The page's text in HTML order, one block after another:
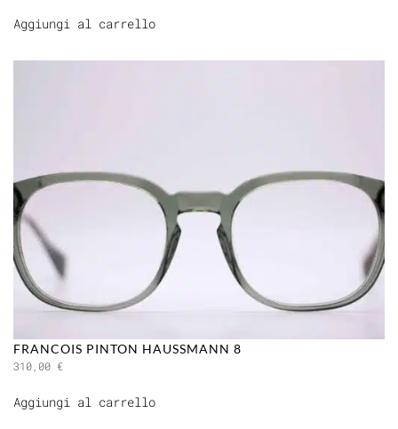
Aggiungi al carrello
FRANCOIS PINTON HAUSSMANN 8
310,00 €
Aggiungi al carrello